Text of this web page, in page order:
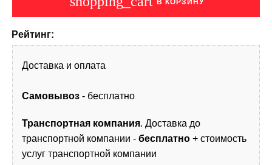
В КОРЗИНУ
Рейтинг:
Доставка и оплата
Самовывоз - бесплатно
Транспортная компания. Доставка до
транспортной компании - бесплатно + стоимость
услуг транспортной компании